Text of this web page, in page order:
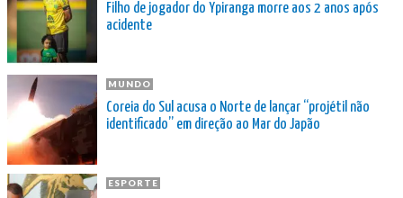
Filho de jogador do Ypiranga morre aos 2 anos após
acidente
MUNDO
Coreia do Sul acusa o Norte de lançar “projétil não
identificado” em direção ao Mar do Japão
ESPORTE